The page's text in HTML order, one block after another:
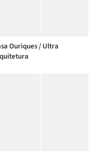
Ouriques / Ultra